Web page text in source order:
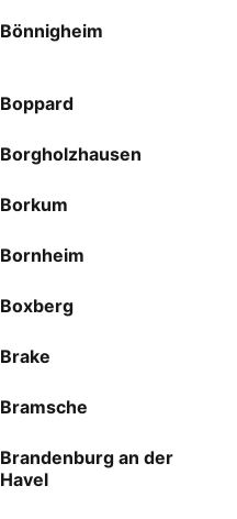
Bönnigheim
Boppard
Borgholzhausen
Borkum
Bornheim
Boxberg
Brake
Bramsche
Brandenburg an der
Havel